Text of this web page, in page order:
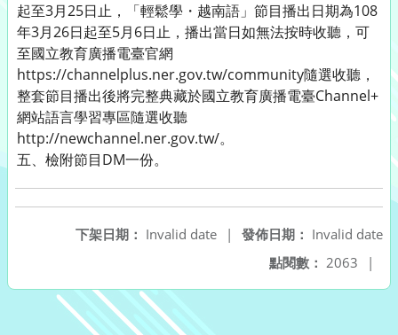
起至3月25日止，「輕鬆學・越南語」節目播出日期為108
年3月26日起至5月6日止，播出當日如無法按時收聽，可
至國立教育廣播電臺官網
https://channelplus.ner.gov.tw/community隨選收聽，
整套節目播出後將完整典藏於國立教育廣播電臺Channel+
網站語言學習專區隨選收聽
http://newchannel.ner.gov.tw/。
五、檢附節目DM一份。
發佈日期： Invalid date
下架日期： Invalid date
|
點閱數： 2063 |